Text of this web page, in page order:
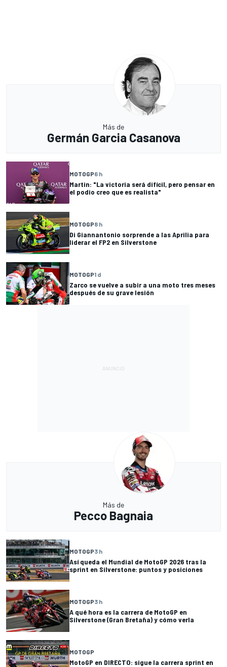
Más de
Germán Garcia Casanova
MOTOGP6 h
Martin: "La victoria será difícil, pero pensar en
el podio creo que es realista"
MOTOGP8 h
Di Giannantonio sorprende a las Aprilia para
liderar el FP2 en Silverstone
MOTOGP1 d
Zarco se vuelve a subir a una moto tres meses
después de su grave lesión
Más de
Pecco Bagnaia
MOTOGP3 h
Así queda el Mundial de MotoGP 2026 tras la
sprint en Silverstone: puntos y posiciones
MOTOGP3 h
A qué hora es la carrera de MotoGP en
Silverstone (Gran Bretaña) y cómo verla
MOTOGP
MotoGP en DIRECTO: sigue la carrera sprint en